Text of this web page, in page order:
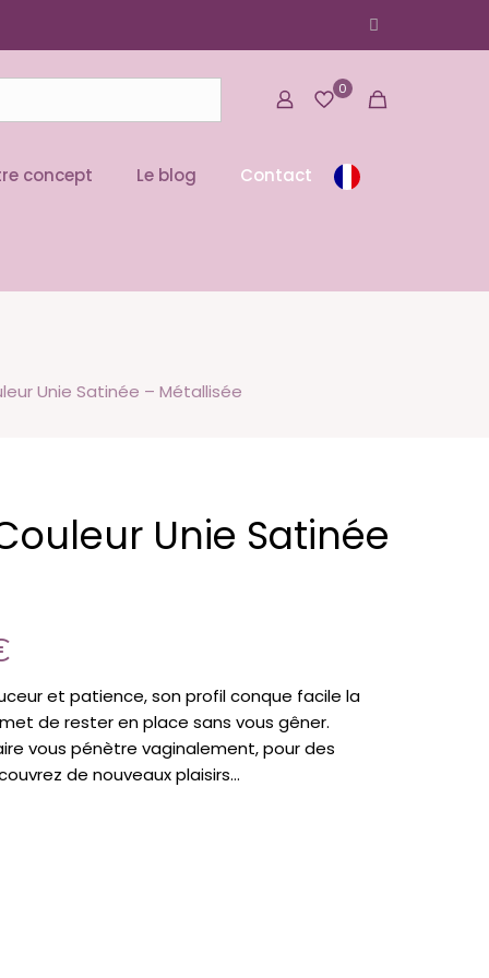
0
concept Le blog Contact
Unie Satinée – Métallisée
Unie Satinée
et patience, son profil conque facile la
de rester en place sans vous gêner.
vous pénètre vaginalement, pour des
de nouveaux plaisirs…